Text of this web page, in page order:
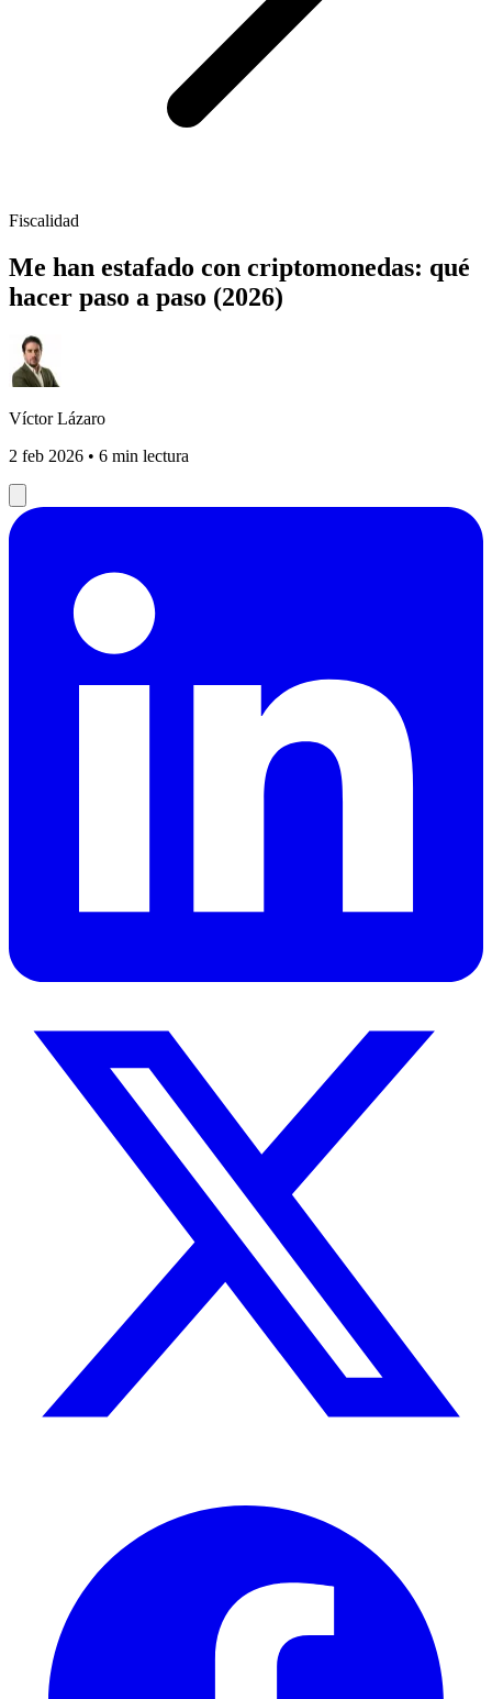
Fiscalidad
Me han estafado con criptomonedas: qué
hacer paso a paso (2026)
Víctor Lázaro
2 feb 2026 • 6 min lectura